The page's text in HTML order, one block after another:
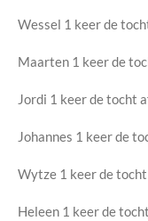
Wessel 1 keer de
Maarten 1 keer de
Jordi 1 keer de tocht
Johannes 1 keer de
Wytze 1 keer de
Heleen 1 keer de